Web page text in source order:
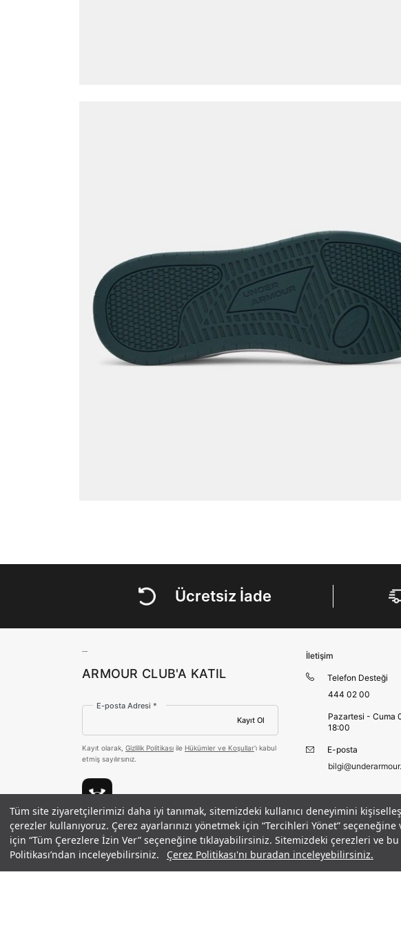
Tüm site ziyaretçilerimizi daha iyi tanımak, sitemizdeki kullanıcı deneyimini
çerezler kullanıyoruz. Çerez ayarlarınızı yönetmek için “Tercihleri Yönet”
için “Tüm Çerezlere İzin Ver” seçeneğine tıklayabilirsiniz. Sitemizdeki çerezleri ve
Politikası’ndan inceleyebilirsiniz.
Çerez Politikası'nı buradan inceleyebilirsiniz.
Erkek UA Motion Sportstyle Ayakkabı
4.690 TL
3.283 TL
%30
indirim
Ücretsiz İade
ARMOUR CLUB'A KATIL
E-posta Adresi *
Kayıt Ol
Kayıt olarak, Gizlilik Politikası ile Hükümler ve Koşullar'ı kabul
etmiş sayılırsınız.
Ödeme Yöntemleri
İletişim
Telefon Desteği
444 02 00
Pazartesi - Cuma
18:00
E-posta
En az 8
Bir
En az 1
Kişisel
uyarınca
Perakende